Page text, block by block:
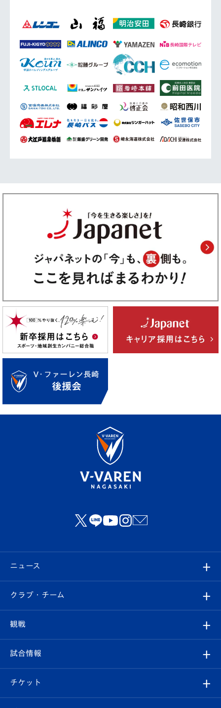
ニュース
すべて
クラブ
試合情報
クラブ・チーム
クラブ概要
エンブレム紹介
観戦
観戦ルール
はじめての観戦ガイド
試合情報
試合日程/結果
チケット